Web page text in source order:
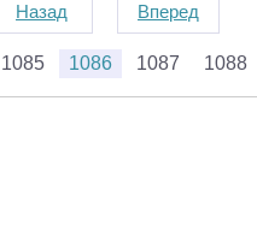
Назад Вперед
1085 1086 1087 1088